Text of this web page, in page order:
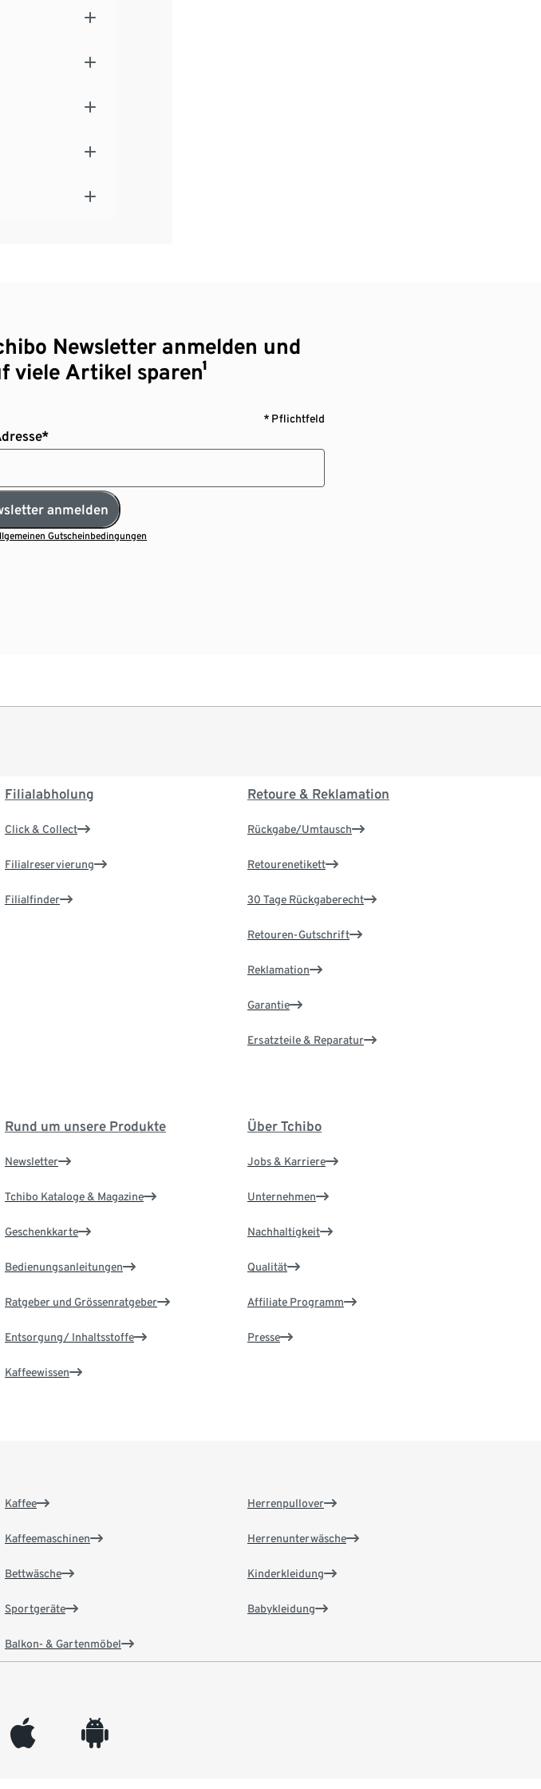
Newsletter anmelden und
viele Artikel sparen¹
* Pflichtfeld
anmelden
Gutscheinbedingungen
Filialabholung
Click & Collect
Filialreservierung
Filialfinder
Retoure & Reklamation
Rückgabe/Umtausch
Retourenetikett
30 Tage Rückgaberecht
Retouren-Gutschrift
Reklamation
Garantie
Ersatzteile & Reparatur
Rund um unsere Produkte
Newsletter
Tchibo Kataloge & Magazine
Geschenkkarte
Bedienungsanleitungen
Ratgeber und Grössenratgeber
Entsorgung/ Inhaltsstoffe
Kaffeewissen
Über Tchibo
Jobs & Karriere
Unternehmen
Nachhaltigkeit
Qualität
Affiliate Programm
Presse
Kaffee
Kaffeemaschinen
Bettwäsche
Sportgeräte
Balkon- & Gartenmöbel
Herrenpullover
Herrenunterwäsche
Kinderkleidung
Babykleidung
appleinc android